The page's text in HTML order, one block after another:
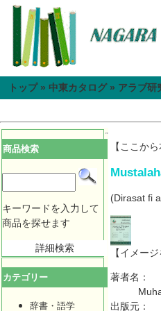
トップ» 中東カタログ» アラブ研
商品検索
キーワードを入力して
商品を探せます
詳細検索
カテゴリー
辞書・語学
【ここから
(Dirasat fi
【イメージ
著者名：
出版元：